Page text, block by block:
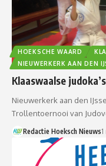
HOEKSCHE WAARD
NIEUWERKERK AAN DEN
Klaaswaalse
Nieuwerkerk aan den
Trollentoernooi van
Redactie Hoeksch Nieuws1